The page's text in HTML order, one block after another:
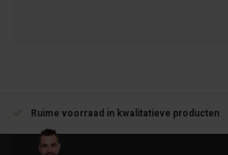
Ruime voorraad in kwalitatieve producten